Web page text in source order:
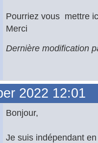
Pourriez vous mettre
Merci
Dernière modification
2022 12:01
Bonjour,
Je suis indépendant